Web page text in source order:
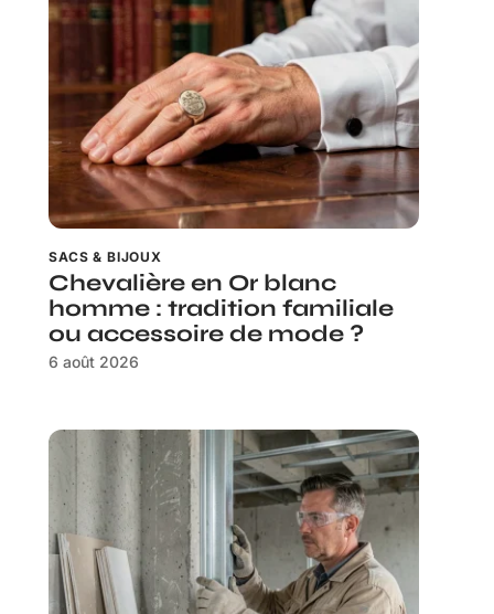
SACS & BIJOUX
Chevalière en Or blanc
homme : tradition familiale
ou accessoire de mode ?
6 août 2026